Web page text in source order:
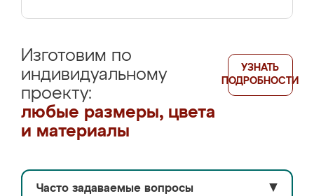
Изготовим по
индивидуальному
проекту:
любые размеры, цвета
и материалы
УЗНАТЬ
ПОДРОБНОСТИ
Часто задаваемые вопросы ▼